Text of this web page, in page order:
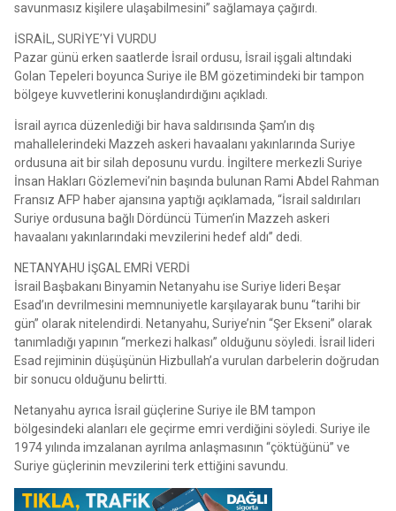
savunmasız kişilere ulaşabilmesini” sağlamaya çağırdı.
İSRAİL, SURİYE’Yİ VURDU
Pazar günü erken saatlerde İsrail ordusu, İsrail işgali altındaki
Golan Tepeleri boyunca Suriye ile BM gözetimindeki bir tampon
bölgeye kuvvetlerini konuşlandırdığını açıkladı.
İsrail ayrıca düzenlediği bir hava saldırısında Şam’ın dış
mahallelerindeki Mazzeh askeri havaalanı yakınlarında Suriye
ordusuna ait bir silah deposunu vurdu. İngiltere merkezli Suriye
İnsan Hakları Gözlemevi’nin başında bulunan Rami Abdel Rahman
Fransız AFP haber ajansına yaptığı açıklamada, “İsrail saldırıları
Suriye ordusuna bağlı Dördüncü Tümen’in Mazzeh askeri
havaalanı yakınlarındaki mevzilerini hedef aldı” dedi.
NETANYAHU İŞGAL EMRİ VERDİ
İsrail Başbakanı Binyamin Netanyahu ise Suriye lideri Beşar
Esad’ın devrilmesini memnuniyetle karşılayarak bunu “tarihi bir
gün” olarak nitelendirdi. Netanyahu, Suriye’nin “Şer Ekseni” olarak
tanımladığı yapının “merkezi halkası” olduğunu söyledi. İsrail lideri
Esad rejiminin düşüşünün Hizbullah’a vurulan darbelerin doğrudan
bir sonucu olduğunu belirtti.
Netanyahu ayrıca İsrail güçlerine Suriye ile BM tampon
bölgesindeki alanları ele geçirme emri verdiğini söyledi. Suriye ile
1974 yılında imzalanan ayrılma anlaşmasının “çöktüğünü” ve
Suriye güçlerinin mevzilerini terk ettiğini savundu.